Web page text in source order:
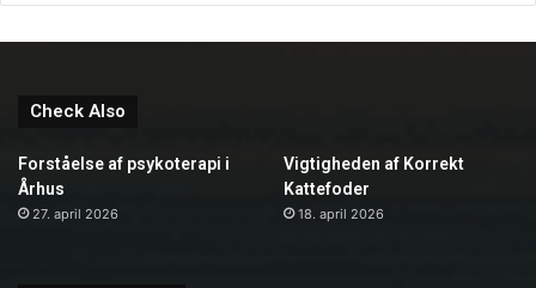
Check Also
Forståelse af psykoterapi i
Århus
27. april 2026
Vigtigheden af Korrekt
Kattefoder
18. april 2026